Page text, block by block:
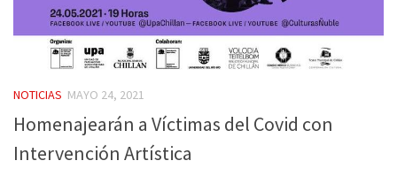
NOTICIAS MAYO 24, 2021
Homenajearán a Víctimas del Covid con
Intervención Artística